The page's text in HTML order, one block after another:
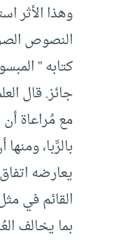
وهذا الأثر
النصوص
جائز. قال
مع مُراعاة
بالرِّبا،
يعارضه
القائم في
بما يخالف